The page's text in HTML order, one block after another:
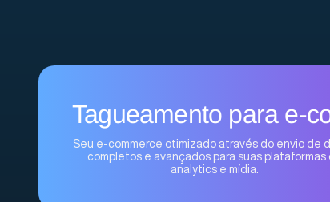
Tagueamento para e-
Seu e-commerce otimizado através do envio de
completos e avançados para suas plataformas
analytics e mídia.